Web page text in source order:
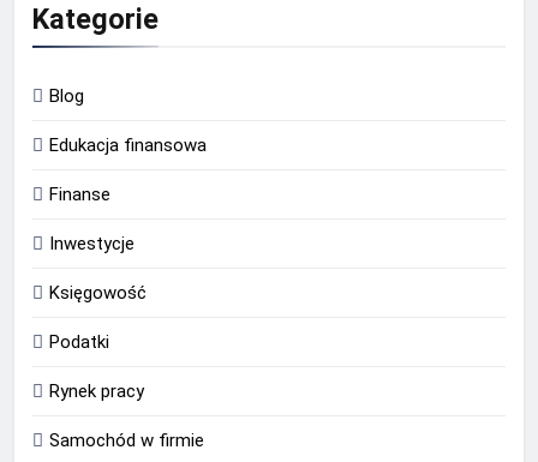
Kategorie
Blog
Edukacja finansowa
Finanse
Inwestycje
Księgowość
Podatki
Rynek pracy
Samochód w firmie